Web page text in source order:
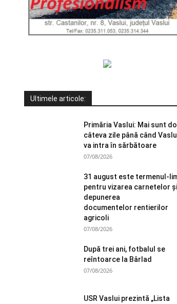
Ultimele articole:
Primăria Vaslui: Mai sunt
câteva zile până când
va intra în sărbătoare
07/08/2026
31 august este termenul-
pentru vizarea carnetelor și
depunerea
documentelor rentierilor
agricoli
07/08/2026
După trei ani, fotbalul se
reîntoarce la Bârlad
07/08/2026
USR Vaslui prezintă „Lista